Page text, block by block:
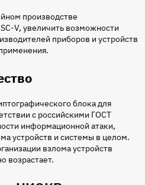
производстве
V, увеличить возможности
приборов и устройств
блока для
с российскими ГОСТ
информационной атаки,
устройств и системы в целом.
взлома устройств
возрастает.